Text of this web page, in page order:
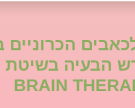
הכרוניים
BRAIN